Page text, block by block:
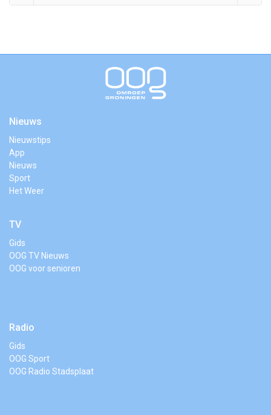
Nieuws
Nieuwstips
App
Nieuws
Sport
Het Weer
TV
Gids
OOG TV Nieuws
OOG voor senioren
Radio
Gids
OOG Sport
OOG Radio Stadsplaat